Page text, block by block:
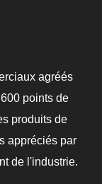
agréés
points de
produits de
appréciés par
de l'industrie.